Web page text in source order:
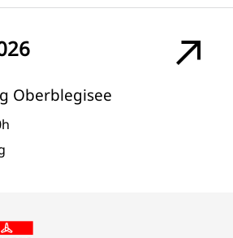
Oberblegisee